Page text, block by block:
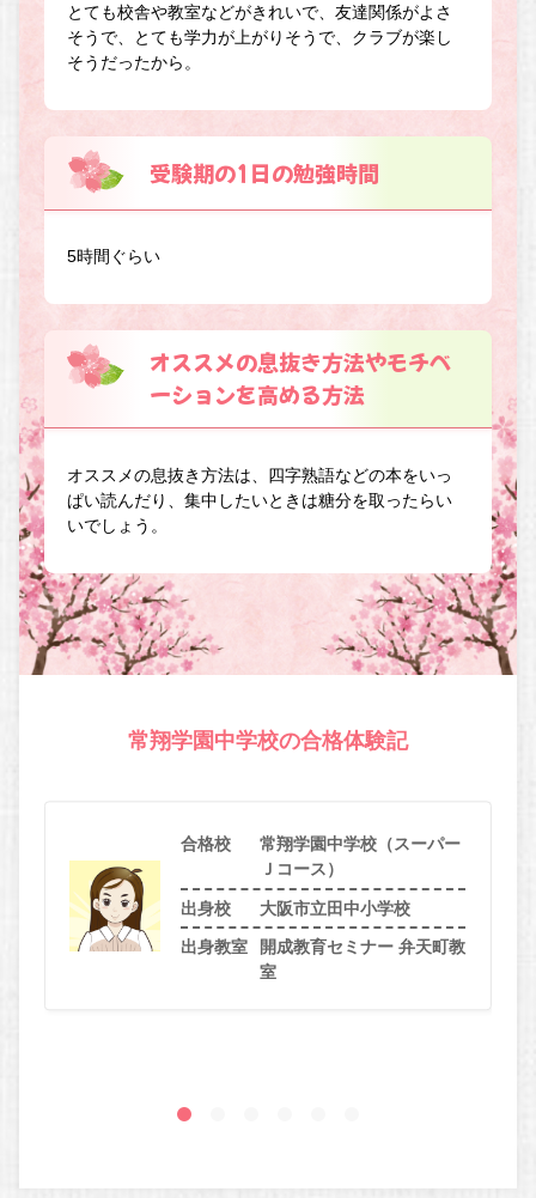
とても校舎や教室などがきれいで、友達関係がよさ
そうで、とても学力が上がりそうで、クラブが楽し
そうだったから。
受験期の1日の勉強時間
5時間ぐらい
オススメの息抜き方法やモチベ
ーションを高める方法
オススメの息抜き方法は、四字熟語などの本をいっ
ぱい読んだり、集中したいときは糖分を取ったらい
いでしょう。
常翔学園中学校の合格体験記
合格校
常翔学園中学校（スーパー
Ｊコース）
出身校 大阪市立田中小学校
出身教室
開成教育セミナー 弁天町教
室